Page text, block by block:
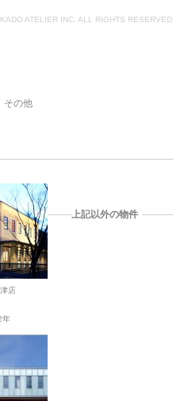
ATELIER INC. ALL RIGHTS RESERVED.
その他
店
年
上記以外の物件